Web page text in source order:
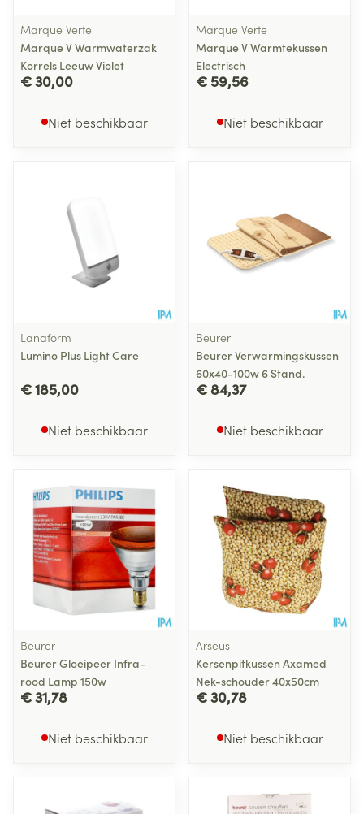
Marque Verte
Marque V Warmwaterzak
Korrels Leeuw Violet
€ 30,00
Niet beschikbaar
Marque Verte
Marque V Warmtekussen
Electrisch
€ 59,56
Niet beschikbaar
Lanaform
Lumino Plus Light Care
€ 185,00
Niet beschikbaar
Beurer
Beurer Verwarmingskussen
60x40-100w 6 Stand.
€ 84,37
Niet beschikbaar
Beurer
Beurer Gloeipeer Infra-
rood Lamp 150w
€ 31,78
Niet beschikbaar
Arseus
Kersenpitkussen Axamed
Nek-schouder 40x50cm
€ 30,78
Niet beschikbaar